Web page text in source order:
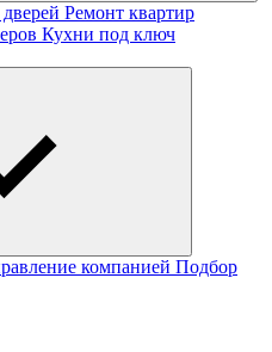
Ремонт квартир
Кухни под ключ
компанией Подбор